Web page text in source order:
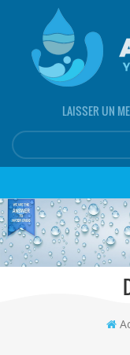
LAISSER UN